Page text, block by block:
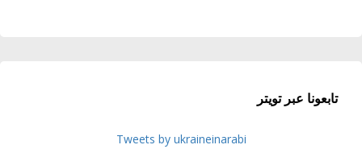
تابعونا عبر تويتر
Tweets by ukraineinarabi